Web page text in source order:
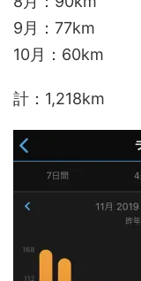
9月：77km
10月：60km
計：1,218km